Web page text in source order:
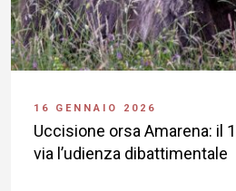
16 GENNAIO 2026
Uccisione orsa Amarena: il
via l’udienza dibattimentale